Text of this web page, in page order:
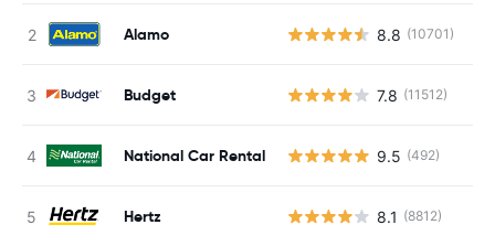
Alamo 8.8 (10701)
Budget 7.8 (11512)
National Car Rental 9.5 (492)
Hertz 8.1 (8812)